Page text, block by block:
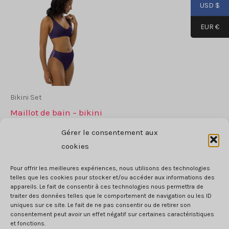
Gérer le consentement aux
cookies
Pour offrir les meilleures expériences, nous utilisons des technologies
telles que les cookies pour stocker et/ou accéder aux informations des
appareils. Le fait de consentir à ces technologies nous permettra de
traiter des données telles que le comportement de navigation ou les ID
uniques sur ce site. Le fait de ne pas consentir ou de retirer son
consentement peut avoir un effet négatif sur certaines caractéristiques
et fonctions.
Les
Bikini Set
Maillot de bain – bikini
CHOIX DES OPTIONS
a
plusieurs
variantes.
Les
CGV
USD $
EUR €